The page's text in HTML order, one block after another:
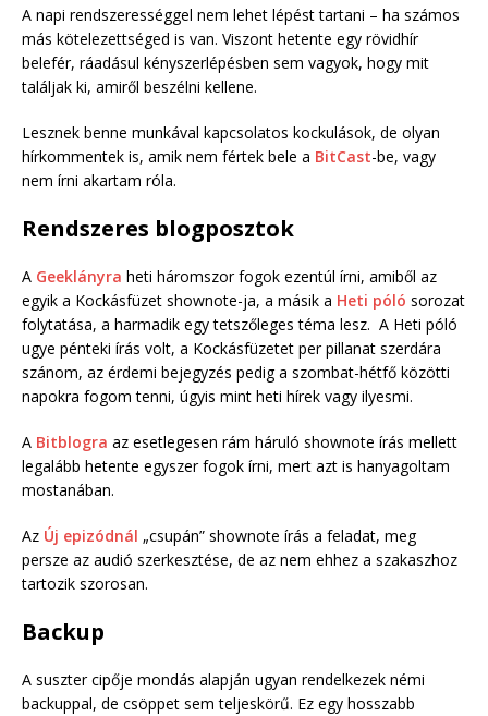
A napi rendszerességgel nem lehet lépést tartani – ha számos
más kötelezettséged is van. Viszont hetente egy rövidhír
belefér, ráadásul kényszerlépésben sem vagyok, hogy mit
találjak ki, amiről beszélni kellene.
Lesznek benne munkával kapcsolatos kockulások, de olyan
hírkommentek is, amik nem fértek bele a BitCast-be, vagy
nem írni akartam róla.
Rendszeres blogposztok
A Geeklányra heti háromszor fogok ezentúl írni, amiből az
egyik a Kockásfüzet shownote-ja, a másik a Heti póló sorozat
folytatása, a harmadik egy tetszőleges téma lesz. A Heti póló
ugye pénteki írás volt, a Kockásfüzetet per pillanat szerdára
szánom, az érdemi bejegyzés pedig a szombat-hétfő közötti
napokra fogom tenni, úgyis mint heti hírek vagy ilyesmi.
A Bitblogra az esetlegesen rám háruló shownote írás mellett
legalább hetente egyszer fogok írni, mert azt is hanyagoltam
mostanában.
Az Új epizódnál „csupán” shownote írás a feladat, meg
persze az audió szerkesztése, de az nem ehhez a szakaszhoz
tartozik szorosan.
Backup
A suszter cipője mondás alapján ugyan rendelkezek némi
backuppal, de csöppet sem teljeskörű. Ez egy hosszabb